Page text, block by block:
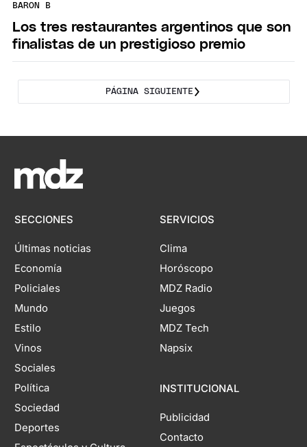
BARON B
Los tres restaurantes argentinos que son
finalistas de un prestigioso premio
PÁGINA SIGUIENTE
SECCIONES
Últimas noticias
Economía
Policiales
Mundo
Estilo
Vinos
Sociales
Política
Sociedad
Deportes
SERVICIOS
Clima
Horóscopo
MDZ Radio
Juegos
MDZ Tech
Napsix
INSTITUCIONAL
Publicidad
Contacto